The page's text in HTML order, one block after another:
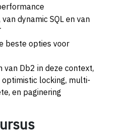
dynamic SQL en van
beste opties voor
van Db2 in deze context,
locking, multi-
en paginering